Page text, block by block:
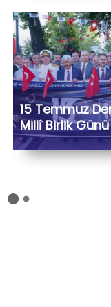
15 Temmuz
Millî Birlik
Bizim, Zafer
Yürüyüşü